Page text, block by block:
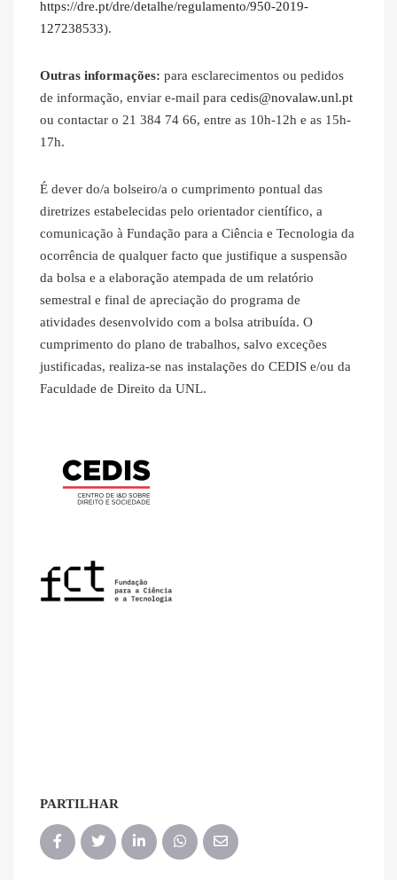
https://dre.pt/dre/detalhe/regulamento/950-2019-
127238533).
Outras informações: para esclarecimentos ou pedidos
de informação, enviar e-mail para cedis@novalaw.unl.pt
ou contactar o 21 384 74 66, entre as 10h-12h e as 15h-
17h.
É dever do/a bolseiro/a o cumprimento pontual das
diretrizes estabelecidas pelo orientador científico, a
comunicação à Fundação para a Ciência e Tecnologia da
ocorrência de qualquer facto que justifique a suspensão
da bolsa e a elaboração atempada de um relatório
semestral e final de apreciação do programa de
atividades desenvolvido com a bolsa atribuída. O
cumprimento do plano de trabalhos, salvo exceções
justificadas, realiza-se nas instalações do CEDIS e/ou da
Faculdade de Direito da UNL.
PARTILHAR